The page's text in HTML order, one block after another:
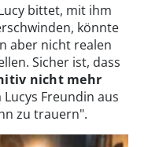
bittet, mit ihm
könnte
aber nicht realen
Sicher ist, dass
nicht mehr
Lucys Freundin aus
zu trauern".